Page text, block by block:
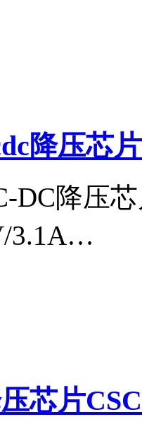
降压芯
DC降压
3.1A…
芯片